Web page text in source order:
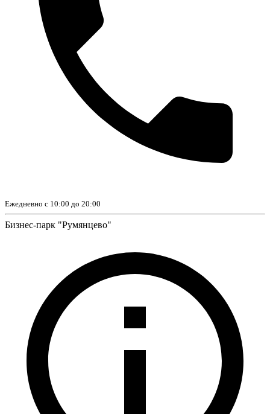
Ежедневно с 10:00 до 20:00
Бизнес-парк "Румянцево"